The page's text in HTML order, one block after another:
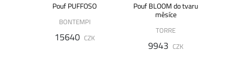
Pouf PUFFOSO
BONTEMPI
15640 CZK
Pouf BLOOM do tvaru
měsíce
TORRE
9943 CZK